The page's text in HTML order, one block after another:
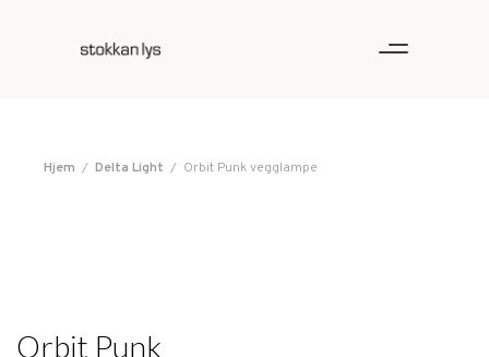
Hjem / Delta Light / Orbit Punk vegglampe
Orbit Punk